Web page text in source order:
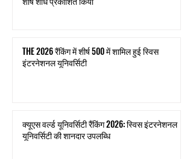
THE 2026 रैंकिंग में शीर्ष 500 में शामिल हुई स्विस
इंटरनेशनल यूनिवर्सिटी
क्यूएस वर्ल्ड यूनिवर्सिटी रैंकिंग 2026: स्विस इंटरनेशनल
यूनिवर्सिटी की शानदार उपलब्धि